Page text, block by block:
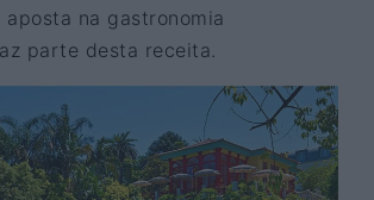
na gastronomia
parte desta receita.